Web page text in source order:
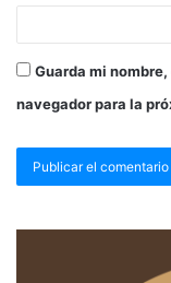
Guarda mi
navegador para la